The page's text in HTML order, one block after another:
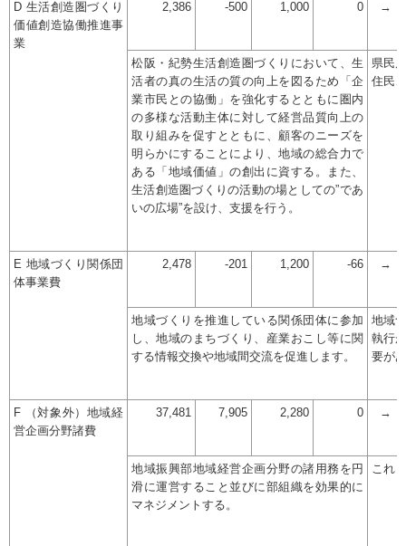
D 生活創造圏づくり
価値創造協働推進事
業
2,386 -500 1,000 0 →
松阪・紀勢生活創造圏づくりにおいて、生
活者の真の生活の質の向上を図るため「企
業市民との協働」を強化するとともに圏内
の多様な活動主体に対して経営品質向上の
取り組みを促すとともに、顧客のニーズを
明らかにすることにより、地域の総合力で
ある「地域価値」の創出に資する。また、
生活創造圏づくりの活動の場としての”であ
いの広場”を設け、支援を行う。
県民
住民
E 地域づくり関係団
体事業費
2,478 -201 1,200 -66 →
地域づくりを推進している関係団体に参加
し、地域のまちづくり、産業おこし等に関
する情報交換や地域間交流を促進します。
地域
執行
要が
F （対象外）地域経
営企画分野諸費
37,481 7,905 2,280 0 →
地域振興部地域経営企画分野の諸用務を円
滑に運営すること並びに部組織を効果的に
マネジメントする。
これ